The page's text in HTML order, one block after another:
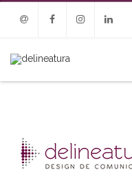
Email FacebookInstagram